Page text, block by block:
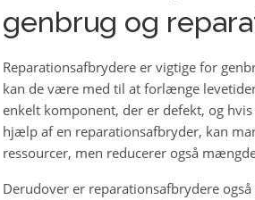
genbrug og
Reparationsafbrydere er vigtige for
kan de være med til at forlænge
enkelt komponent, der er defekt, og
hjælp af en reparationsafbryder, kan
ressourcer, men reducerer også
Derudover er reparationsafbrydere